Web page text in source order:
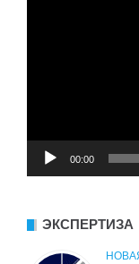
00:00
ЭКСПЕРТИЗА